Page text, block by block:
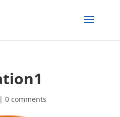
0 comments